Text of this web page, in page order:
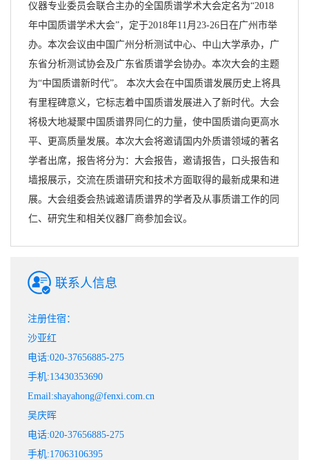
仪器专业委员会联合主办的全国质谱学术大会定名为“2018
年中国质谱学术大会”，定于2018年11月23-26日在广州市举
办。本次会议由中国广州分析测试中心、中山大学承办，广
东省分析测试协会及广东省质谱学会协办。本次大会的主题
为“中国质谱新时代”。 本次大会在中国质谱发展历史上将具
有里程碑意义，它标志着中国质谱发展进入了新时代。大会
将极大地凝聚中国质谱界同仁的力量，使中国质谱向更高水
平、更高质量发展。本次大会将邀请国内外质谱领域的著名
学者出席，报告将分为：大会报告，邀请报告，口头报告和
墙报展示，交流在质谱研究和技术方面取得的最新成果和进
展。大会组委会热诚邀请质谱界的学者及从事质谱工作的同
仁、研究生和相关仪器厂商参加会议。
联系人信息
注册住宿：
沙亚红
电话:020-37656885-275
手机:13430353690
Email:shayahong@fenxi.com.cn
吴庆晖
电话:020-37656885-275
手机:17063106395